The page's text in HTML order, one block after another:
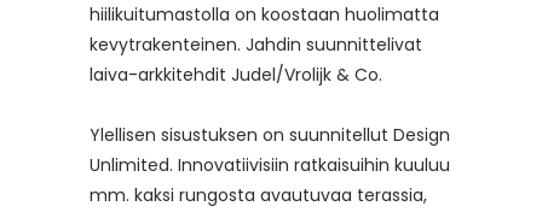
hiilikuitumastolla on koostaan huolimatta
kevytrakenteinen. Jahdin suunnittelivat
laiva-arkkitehdit Judel/Vrolijk & Co.
Ylellisen sisustuksen on suunnitellut Design
Unlimited. Innovatiivisiin ratkaisuihin kuuluu
mm. kaksi rungosta avautuvaa terassia,